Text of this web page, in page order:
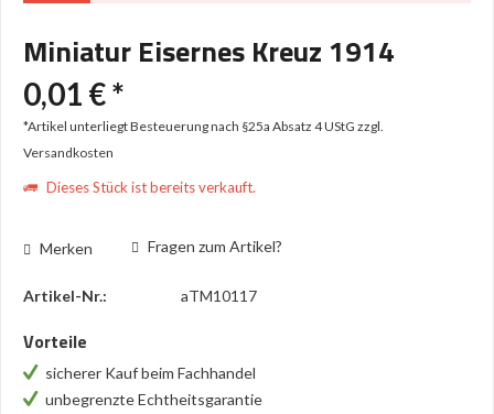
Miniatur Eisernes Kreuz 1914
0,01 € *
*Artikel unterliegt Besteuerung nach §25a Absatz 4 UStG zzgl.
Versandkosten
Dieses Stück ist bereits verkauft.
Merken Fragen zum Artikel?
Artikel-Nr.: aTM10117
Vorteile
sicherer Kauf beim Fachhandel
unbegrenzte Echtheitsgarantie